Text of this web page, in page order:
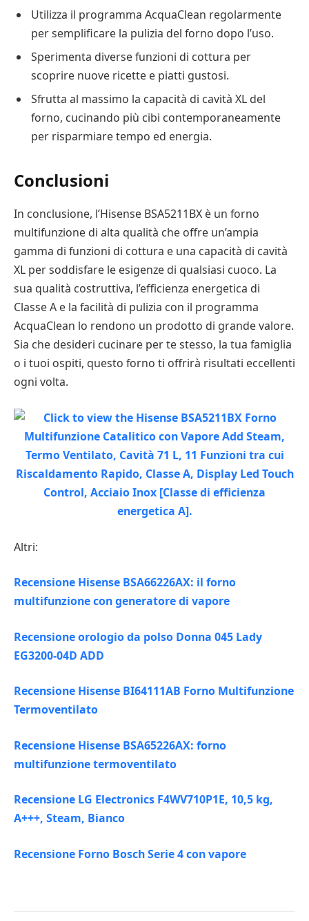
Utilizza il programma AcquaClean regolarmente
per semplificare la pulizia del forno dopo l’uso.
Sperimenta diverse funzioni di cottura per
scoprire nuove ricette e piatti gustosi.
Sfrutta al massimo la capacità di cavità XL del
forno, cucinando più cibi contemporaneamente
per risparmiare tempo ed energia.
Conclusioni
In conclusione, l’Hisense BSA5211BX è un forno
multifunzione di alta qualità che offre un’ampia
gamma di funzioni di cottura e una capacità di cavità
XL per soddisfare le esigenze di qualsiasi cuoco. La
sua qualità costruttiva, l’efficienza energetica di
Classe A e la facilità di pulizia con il programma
AcquaClean lo rendono un prodotto di grande valore.
Sia che desideri cucinare per te stesso, la tua famiglia
o i tuoi ospiti, questo forno ti offrirà risultati eccellenti
ogni volta.
Altri:
Recensione Hisense BSA66226AX: il forno
multifunzione con generatore di vapore
Recensione orologio da polso Donna 045 Lady
EG3200-04D ADD
Recensione Hisense BI64111AB Forno Multifunzione
Termoventilato
Recensione Hisense BSA65226AX: forno
multifunzione termoventilato
Recensione LG Electronics F4WV710P1E, 10,5 kg,
A+++, Steam, Bianco
Recensione Forno Bosch Serie 4 con vapore